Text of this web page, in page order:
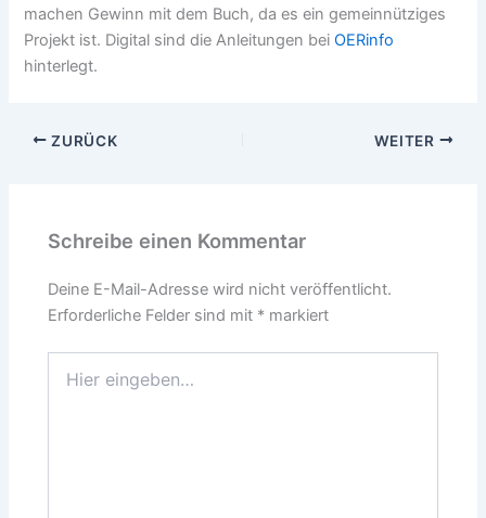
machen Gewinn mit dem Buch, da es ein gemeinnütziges
Projekt ist. Digital sind die Anleitungen beiOERinfo
hinterlegt.
ZURÜCK WEITER
Schreibe einen Kommentar
Deine E-Mail-Adresse wird nicht veröffentlicht.
Erforderliche Felder sind mit * markiert
eingeben…